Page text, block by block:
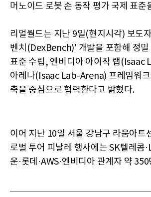
머노이드 로봇 손 동작 평가 국제 표준
리얼월드는 지난 9일(현지시각) 보도
벤치(DexBench)' 개발을 포함해 정밀
표준 수립, 엔비디아 아이작 랩(Isaac
아레나(Isaac Lab-Arena) 프레임워크
축을 중심으로 협력한다고 밝혔다.
이어 지난 10일 서울 강남구 라움아트
로벌 투어 피날레 행사에는 SK텔레콤
운·롯데·AWS·엔비디아 관계자 약